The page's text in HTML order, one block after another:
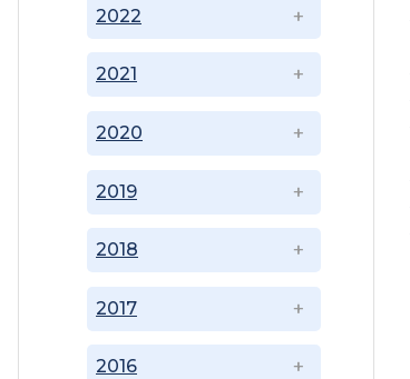
2016
2017
2018
2019
2020
2021
2022